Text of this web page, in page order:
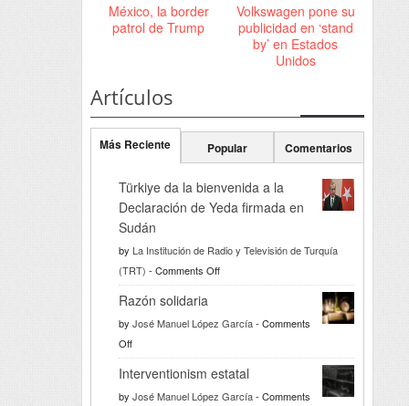
México, la border
patrol de Trump
Volkswagen pone su
publicidad en ‘stand
by’ en Estados
Unidos
Artículos
Más Reciente Popular Comentarios
Türkiye da la bienvenida a la
Declaración de Yeda firmada en
Sudán
by La Institución de Radio y Televisión de Turquía
(TRT) - Comments Offon
Türkiye
la
a
Razón solidaria
by José Manuel López García- Comments
Offon
Razón
solidaria
Interventionism estatal
by José Manuel López García- Comments